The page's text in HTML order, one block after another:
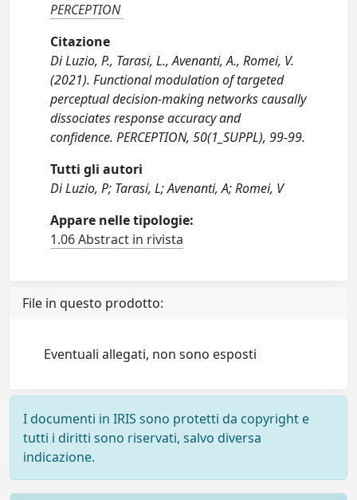
PERCEPTION
Citazione
Di Luzio, P., Tarasi, L., Avenanti, A., Romei, V.
(2021). Functional modulation of targeted
perceptual decision-making networks causally
dissociates response accuracy and
confidence. PERCEPTION, 50(1_SUPPL), 99-99.
Tutti gli autori
Di Luzio, P; Tarasi, L; Avenanti, A; Romei, V
Appare nelle tipologie:
1.06 Abstract in rivista
File in questo prodotto:
Eventuali allegati, non sono esposti
I documenti in IRIS sono protetti da copyright e
tutti i diritti sono riservati, salvo diversa
indicazione.